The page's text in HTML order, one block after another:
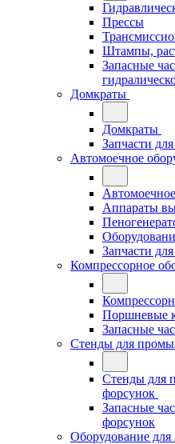
Прессы
Штампы,
Запасные
Домкраты
Домкраты
Запчасти
Автомоечное
Аппараты
Запчасти
Компрессорное
Поршневые
Запасные
Стенды для
Стенды для
форсунок
Запасные
форсунок
Оборудование для